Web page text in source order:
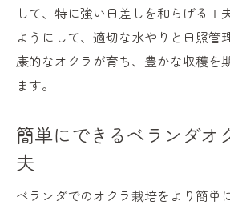
して、特に強い日差しを和らげる工
ようにして、適切な水やりと日照管
康的なオクラが育ち、豊かな収穫を
ます。
簡単にできるベランダオ
夫
ベランダでのオクラ栽培をより簡単